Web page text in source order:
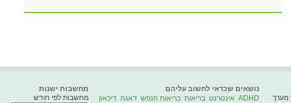
מערך
נושאים שכדאי לחשוב עליהם
ADHD אינטרנט בריאות בריאות הנפש דאגה דיכאון
מחשבות ישנות
מחשבות לפי חודש